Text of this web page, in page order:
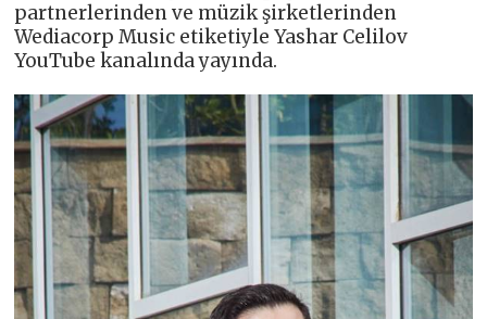
partnerlerinden ve müzik şirketlerinden
Wediacorp Music etiketiyle Yashar Celilov
YouTube kanalında yayında.